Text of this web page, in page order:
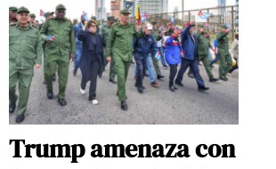
Trump amenaza con